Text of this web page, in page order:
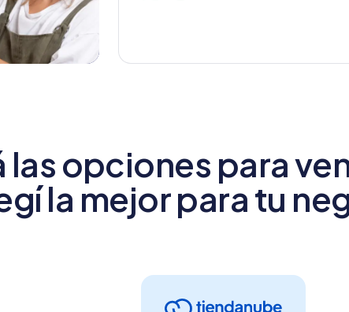
las opciones para
la mejor para tu